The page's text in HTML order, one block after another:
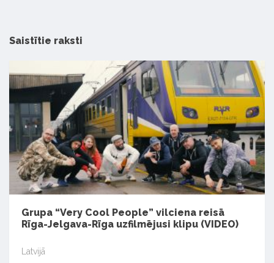
Saistītie raksti
Grupa “Very Cool People” vilciena reisā
Rīga-Jelgava-Rīga uzfilmējusi klipu (VIDEO)
Latvijā